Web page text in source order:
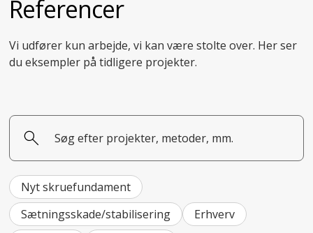
Referencer
Vi udfører kun arbejde, vi kan være stolte over. Her ser
du eksempler på tidligere projekter.
Nyt skruefundament
Sætningsskade/stabilisering
Erhverv